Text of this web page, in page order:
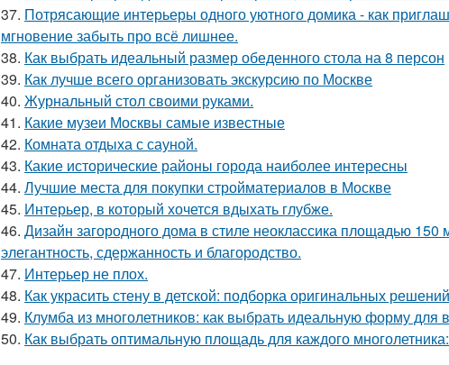
37. Потрясающие интерьеры одного уютного домика - как
мгновение забыть про всё лишнее.
38. Как выбрать идеальный размер обеденного стола на 8 персон
39. Как лучше всего организовать экскурсию по Москве
40. Журнальный стол своими руками.
41. Какие музеи Москвы самые известные
42. Комната отдыха с сауной.
43. Какие исторические районы города наиболее интересны
44. Лучшие места для покупки стройматериалов в Москве
45. Интерьер, в который хочется вдыхать глубже.
46. Дизайн загородного дома в стиле неоклассика площадью 150
элегантность, сдержанность и благородство.
47. Интерьер не плох.
48. Как украсить стену в детской: подборка оригинальных
49. Клумба из многолетников: как выбрать идеальную форму для
50. Как выбрать оптимальную площадь для каждого